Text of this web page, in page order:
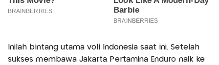
Inilah bintang utama voli Indonesia saat ini. Setelah
sukses membawa Jakarta Pertamina Enduro naik ke